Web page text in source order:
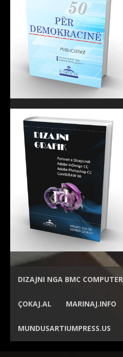
DIZAJNI NGA BMC COMPUTER
ÇOKAJ.AL MARINAJ.INFO
MUNDUSARTIUMPRESS.US